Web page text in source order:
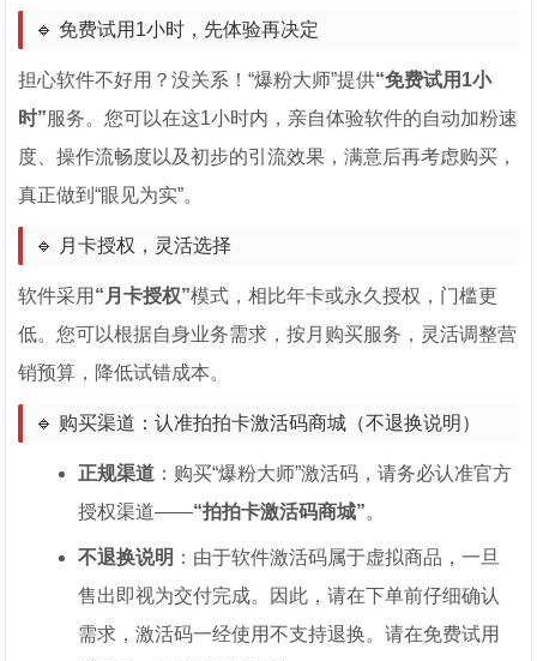
🔹 免费试用1小时，先体验再决定
担心软件不好用？没关系！“爆粉大师”提供“免费试用1小
时”服务。您可以在这1小时内，亲自体验软件的自动加粉速
度、操作流畅度以及初步的引流效果，满意后再考虑购买，
真正做到“眼见为实”。
🔹 月卡授权，灵活选择
软件采用 “月卡授权”模式，相比年卡或永久授权，门槛更
低。您可以根据自身业务需求，按月购买服务，灵活调整营
销预算，降低试错成本。
🔹 购买渠道：认准拍拍卡激活码商城（不退换说明）
正规渠道 ：购买“爆粉大师”激活码，请务必认准官方
授权渠道——“拍拍卡激活码商城”。
不退换说明 ：由于软件激活码属于虚拟商品，一旦
售出即视为交付完成。因此，请在下单前仔细确认
需求，激活码一经使用不支持退换。请在免费试用